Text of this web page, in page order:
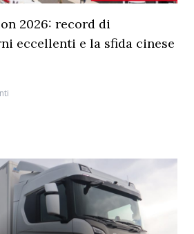
2026: record di
eccellenti e la sfida cinese